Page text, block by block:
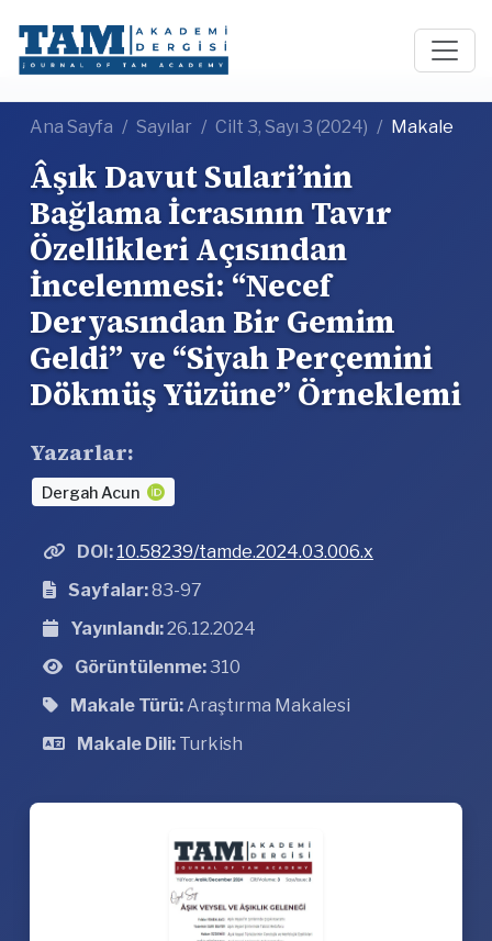
Ana Sayfa Sayılar Cilt 3, Sayı 3 (2024) Makale
Âşık Davut Sulari’nin
Bağlama İcrasının Tavır
Özellikleri Açısından
İncelenmesi: “Necef
Deryasından Bir Gemim
Geldi” ve “Siyah Perçemini
Dökmüş Yüzüne” Örneklemi
Yazarlar:
Dergah Acun
DOI: 10.58239/tamde.2024.03.006.x
Sayfalar:83-97
Yayınlandı:26.12.2024
Görüntülenme:310
Makale Türü:Araştırma Makalesi
Makale Dili: Turkish